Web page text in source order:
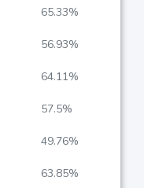
65.33%
56.93%
64.11%
57.5%
49.76%
63.85%